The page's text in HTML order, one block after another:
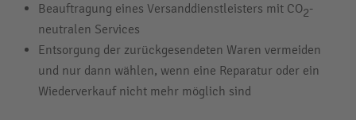
Beauftragung eines Versanddienstleisters mit CO2-
neutralen Services
Entsorgung der zurückgesendeten Waren vermeiden
und nur dann wählen, wenn eine Reparatur oder ein
Wiederverkauf nicht mehr möglich sind